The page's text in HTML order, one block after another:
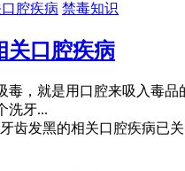
禁毒知识
关口腔疾病
毒，就是用口腔来吸入毒
洗牙...
齿发黑的相关口腔疾病已